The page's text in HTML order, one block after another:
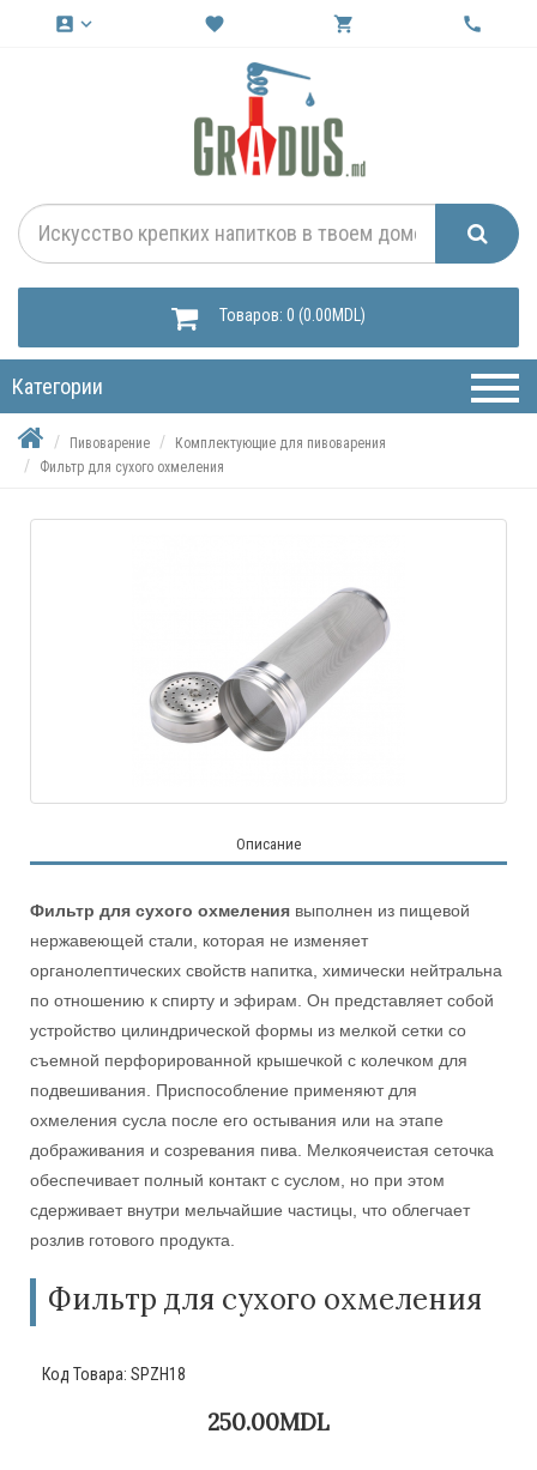
account_box keyboard_arrow_down favorite shopping_cart call
Товаров: 0 (0.00MDL)
Категории
Пивоварение
Комплектующие для пивоварения
Фильтр для сухого охмеления
Описание
Фильтр для сухого охмеления выполнен из пищевой
нержавеющей стали, которая не изменяет
органолептических свойств напитка, химически нейтральна
по отношению к спирту и эфирам. Он представляет собой
устройство цилиндрической формы из мелкой сетки со
съемной перфорированной крышечкой с колечком для
подвешивания. Приспособление применяют для
охмеления сусла после его остывания или на этапе
дображивания и созревания пива. Мелкоячеистая сеточка
обеспечивает полный контакт с суслом, но при этом
сдерживает внутри мельчайшие частицы, что облегчает
розлив готового продукта.
Фильтр для сухого охмеления
Код Товара: SPZH18
250.00MDL